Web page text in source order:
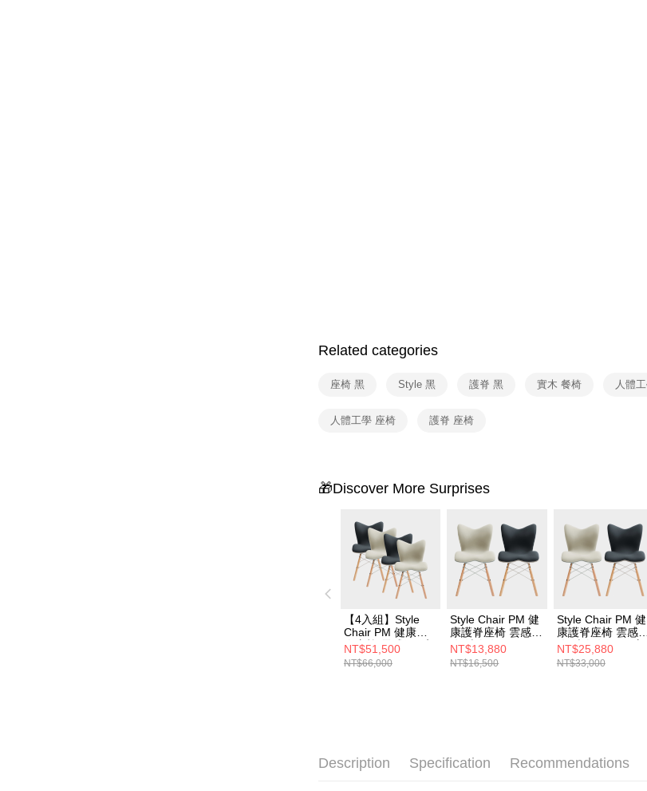
Related categories
座椅 黑 Style 黑 護脊 黑 實木 餐椅 人體
人體工學 座椅 護脊 座椅
🎁Discover More Surprises
【4入組】Style
Chair PM 健康護
脊座椅 雲感款 4入
組 (奶油白x2+沉靜
黑x2)
NT$51,500
NT$66,000
Style Chair PM 健
康護脊座椅 雲感款
(奶油白/沉靜黑)
NT$13,880
NT$16,500
Style Chair PM 健
康護脊座椅 雲感
(奶油白/沉靜黑)顏
色任選 2入組
NT$25,880
NT$33,000
Description Specification Recommendations